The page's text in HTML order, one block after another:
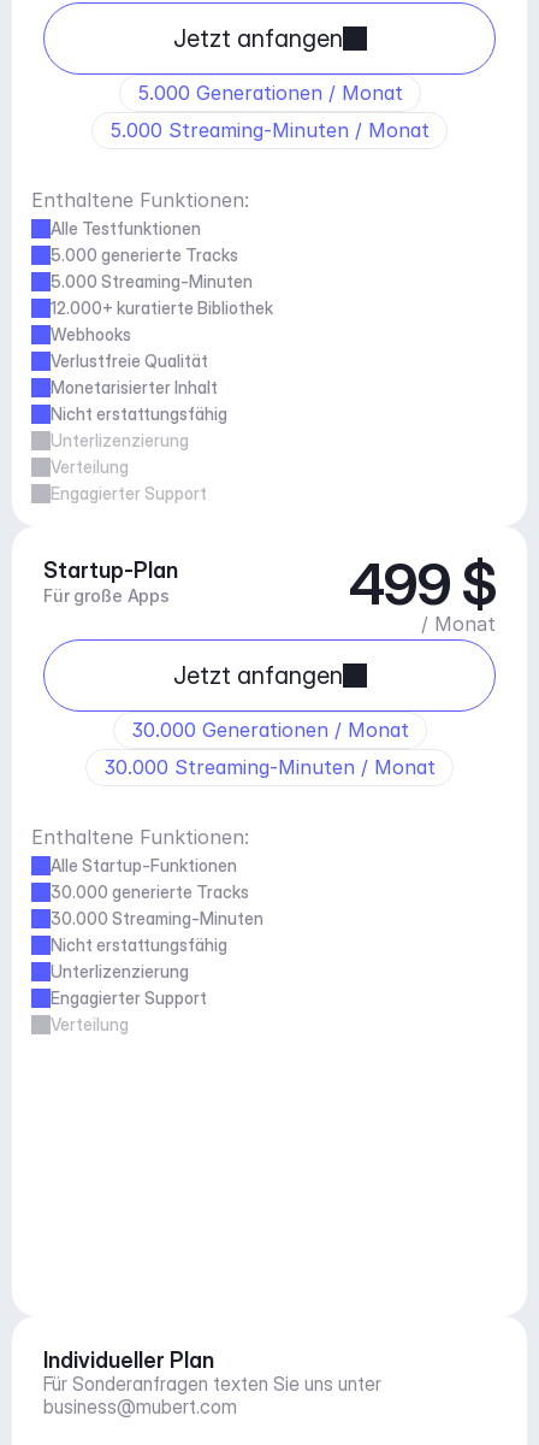
Jetzt anfangen
5.000 Generationen / Monat
5.000 Streaming-Minuten / Monat
Enthaltene Funktionen:
Alle Testfunktionen
5.000 generierte Tracks
5.000 Streaming-Minuten
12.000+ kuratierte Bibliothek
Webhooks
Verlustfreie Qualität
Monetarisierter Inhalt
Nicht erstattungsfähig
Unterlizenzierung
Verteilung
Engagierter Support
Startup-Plan
Für große Apps 499 $
/ Monat
Jetzt anfangen
30.000 Generationen / Monat
30.000 Streaming-Minuten / Monat
Enthaltene Funktionen:
Alle Startup-Funktionen
30.000 generierte Tracks
30.000 Streaming-Minuten
Nicht erstattungsfähig
Unterlizenzierung
Engagierter Support
Verteilung
Individueller Plan
business@mubert.com